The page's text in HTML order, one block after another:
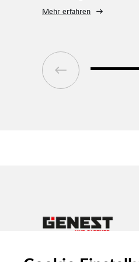
Schulen und Sporthallen